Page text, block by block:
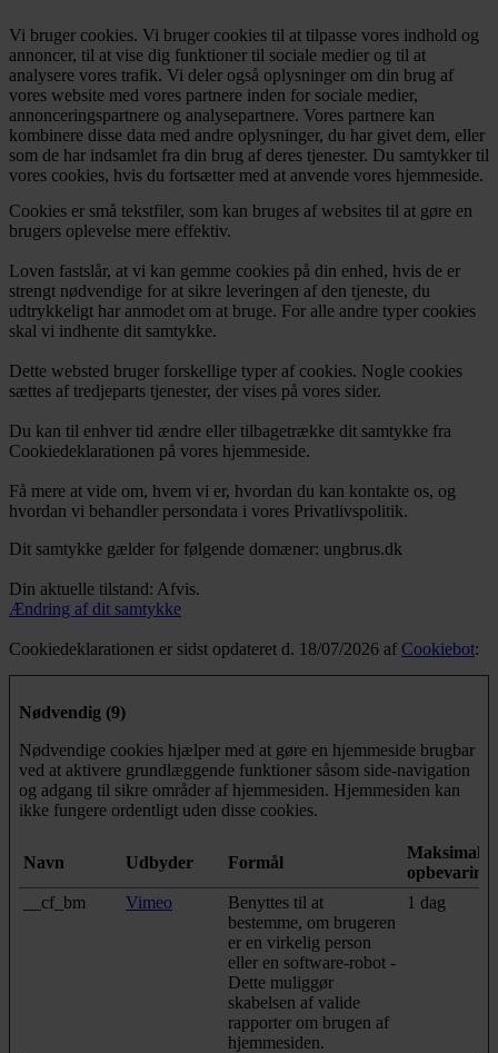
Vi bruger cookies. Vi bruger cookies til at tilpasse vores indhold og
annoncer, til at vise dig funktioner til sociale medier og til at
analysere vores trafik. Vi deler også oplysninger om din brug af
vores website med vores partnere inden for sociale medier,
annonceringspartnere og analysepartnere. Vores partnere kan
kombinere disse data med andre oplysninger, du har givet dem, eller
som de har indsamlet fra din brug af deres tjenester. Du samtykker til
vores cookies, hvis du fortsætter med at anvende vores hjemmeside.
Cookies er små tekstfiler, som kan bruges af websites til at gøre en
brugers oplevelse mere effektiv.
Loven fastslår, at vi kan gemme cookies på din enhed, hvis de er
strengt nødvendige for at sikre leveringen af den tjeneste, du
udtrykkeligt har anmodet om at bruge. For alle andre typer cookies
skal vi indhente dit samtykke.
Dette websted bruger forskellige typer af cookies. Nogle cookies
sættes af tredjeparts tjenester, der vises på vores sider.
Du kan til enhver tid ændre eller tilbagetrække dit samtykke fra
Cookiedeklarationen på vores hjemmeside.
Få mere at vide om, hvem vi er, hvordan du kan kontakte os, og
hvordan vi behandler persondata i vores Privatlivspolitik.
Dit samtykke gælder for følgende domæner: ungbrus.dk
Din aktuelle tilstand: Afvis.
Ændring af dit samtykke
Cookiedeklarationen er sidst opdateret d. 18/07/2026 af Cookiebot:
Nødvendig (9)
Nødvendige cookies hjælper med at gøre en hjemmeside brugbar
ved at aktivere grundlæggende funktioner såsom side-navigation
og adgang til sikre områder af hjemmesiden. Hjemmesiden kan
ikke fungere ordentligt uden disse cookies.
Navn Udbyder Formål
Maksimal
__cf_bm
Vimeo
Benyttes til at
bestemme, om brugeren
er en virkelig person
eller en software-robot -
Dette muliggør
skabelsen af valide
rapporter om brugen af
hjemmesiden.
1 dag